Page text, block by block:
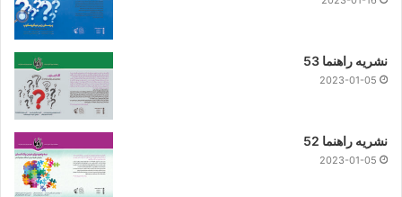
نشریه راهنما 53
2023-01-05
نشریه راهنما 52
2023-01-05